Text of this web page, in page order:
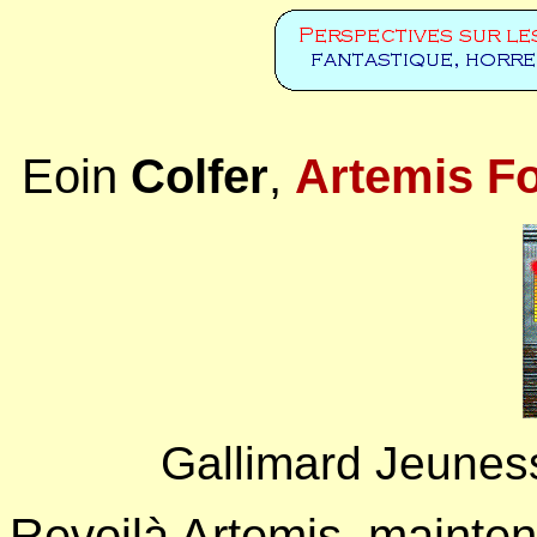
Eoin Colfer, Artemis
Gallimard